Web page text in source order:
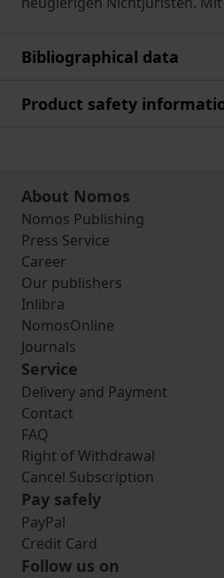
Bibliographical data
Product safety
About Nomos
Nomos Publishing
Press Service
Career
Our publishers
Inlibra
NomosOnline
Journals
Service
Delivery and Payment
Contact
FAQ
Right of Withdrawal
Cancel Subscription
Pay safely
PayPal
Credit Card
Follow us on